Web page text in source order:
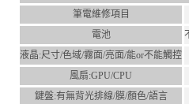
筆電維修項目
電池
液晶:尺⼨/⾊域/霧⾯/亮⾯/能or不能觸控
風扇:GPU/CPU
鍵盤:有無背光排線/膜/顏⾊/語⾔